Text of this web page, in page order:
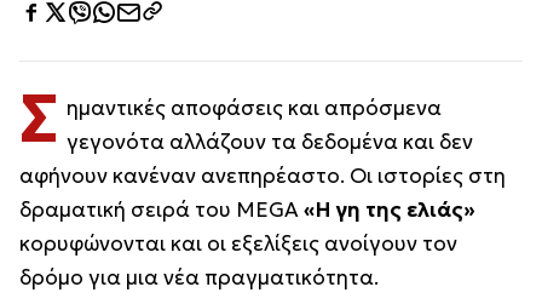
Σ ημαντικές αποφάσεις και απρόσμενα
γεγονότα αλλάζουν τα δεδομένα και δεν
αφήνουν κανέναν ανεπηρέαστο. Οι ιστορίες στη
δραματική σειρά του MEGA«Η γη της ελιάς»
κορυφώνονται και οι εξελίξεις ανοίγουν τον
δρόμο για μια νέα πραγματικότητα.